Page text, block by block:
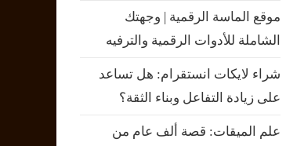
موقع الماسة الرقمية | وجهتك
الشاملة للأدوات الرقمية والترفيه
شراء لايكات انستقرام: هل تساعد
على زيادة التفاعل وبناء الثقة؟
علم الميقات: قصة ألف عام من